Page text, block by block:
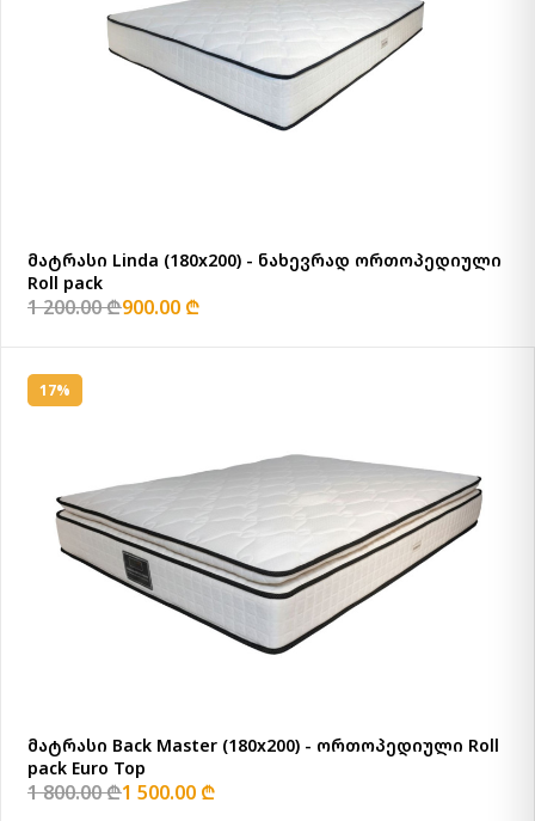
მატრასი Linda (180x200) - ნახევრად ორთოპედიული
Roll pack
1 200.00 ₾900.00 ₾
17%
მატრასი Back Master (180x200) - ორთოპედიული Roll
pack Euro Top
1 800.00 ₾1 500.00 ₾